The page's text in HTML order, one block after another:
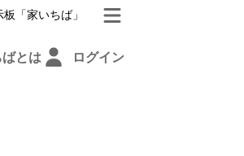
「家いちば」
とは ログイン